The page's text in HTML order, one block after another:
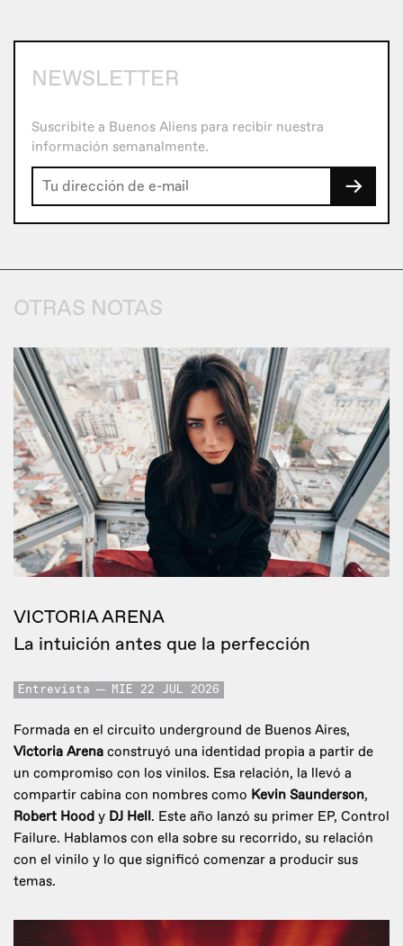
NEWSLETTER
Suscribite a Buenos Aliens para recibir nuestra
información semanalmente.
→
OTRAS NOTAS
VICTORIA ARENA
La intuición antes que la perfección
Entrevista MIE 22 JUL 2026
Formada en el circuito underground de Buenos Aires,
Victoria Arena construyó una identidad propia a partir de
un compromiso con los vinilos. Esa relación, la llevó a
compartir cabina con nombres como Kevin Saunderson,
Robert Hood y DJ Hell. Este año lanzó su primer EP, Control
Failure. Hablamos con ella sobre su recorrido, su relación
con el vinilo y lo que significó comenzar a producir sus
temas.